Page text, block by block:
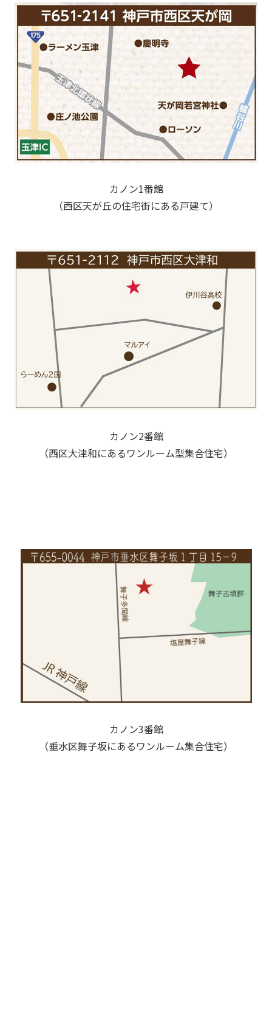
カノン1番館
（西区天が丘の住宅街にある戸建て）
カノン2番館
（西区大津和にあるワンルーム型集合住宅）
カノン3番館
（垂水区舞子坂にあるワンルーム集合住宅）